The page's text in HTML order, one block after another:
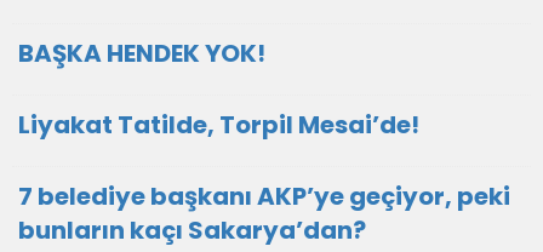
BAŞKA HENDEK YOK!
Liyakat Tatilde, Torpil Mesai’de!
7 belediye başkanı AKP’ye geçiyor, peki
bunların kaçı Sakarya’dan?